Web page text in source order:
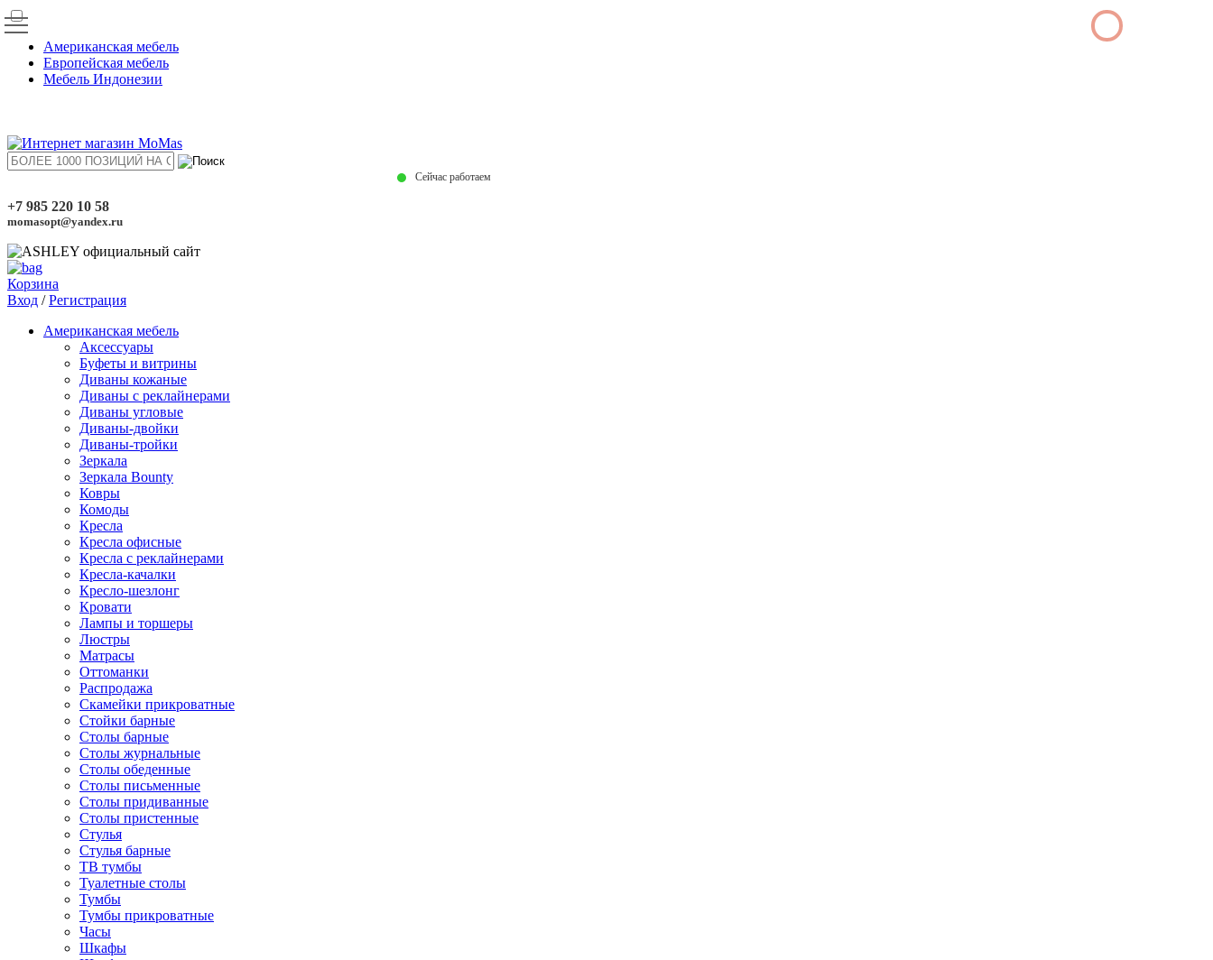
Американская мебель
Европейская мебель
Мебель Индонезии
Сейчас работаем
+7 985 220 10 58
momasopt@yandex.ru
Корзина
Вход /Регистрация
Американская мебель
Аксессуары
Буфеты и витрины
Диваны кожаные
Диваны с реклайнерами
Диваны угловые
Диваны-двойки
Диваны-тройки
Зеркала
Зеркала Bounty
Ковры
Комоды
Кресла
Кресла офисные
Кресла с реклайнерами
Кресла-качалки
Кресло-шезлонг
Кровати
Лампы и торшеры
Люстры
Матрасы
Оттоманки
Распродажа
Скамейки прикроватные
Стойки барные
Столы барные
Столы журнальные
Столы обеденные
Столы письменные
Столы придиванные
Столы пристенные
Стулья
Стулья барные
ТВ тумбы
Туалетные столы
Тумбы
Тумбы прикроватные
Часы
Шкафы